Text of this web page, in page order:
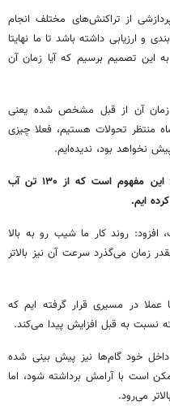
از تراکنش‌های مختلف انجام
و ارزیابی داشته باشد تا ما نهایتا
این تصمیم برسیم که آیا زمان آن
زمان آن از قبل مشخص شده یعنی
منتظر تحولات هستیم، فعلا چیزی
نخواهد بود، ندیده‌ایم.
کاهش تعهدات ایران به این مفهوم است که از ۱۳۰ تن آب
افزود: روند کار ما شیب رو به بالا
زمان می‌گذرد سرعت آن نیز بالاتر
عملا در مسیری قرار گرفته ایم که
نسبت به قبل افزایش پیدا می‌کند.
خود گام‌ها نیز پیش بینی شده
است با آرامش برداشته شود، اما
می‌رود.